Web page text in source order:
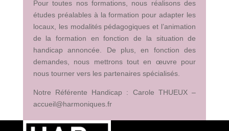
Pour toutes nos formations, nous réalisons des
études préalables à la formation pour adapter les
locaux, les modalités pédagogiques et l’animation
de la formation en fonction de la situation de
handicap annoncée. De plus, en fonction des
demandes, nous mettrons tout en œuvre pour
nous tourner vers les partenaires spécialisés.
Notre Référente Handicap : Carole THUEUX –
accueil@harmoniques.fr